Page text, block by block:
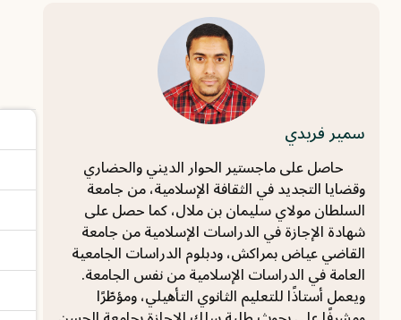
سمير فريدي
حاصل على ماجستير الحوار الديني والحضاري
وقضايا التجديد في الثقافة الإسلامية، من جامعة
السلطان مولاي سليمان بن ملال، كما حصل على
شهادة الإجازة في الدراسات الإسلامية من جامعة
القاضي عياض بمراكش، ودبلوم الدراسات الجامعية
العامة في الدراسات الإسلامية من نفس الجامعة.
ويعمل أستاذًا للتعليم الثانوي التأهيلي، ومؤطّرًا